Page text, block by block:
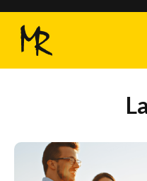
Saltar
contenido